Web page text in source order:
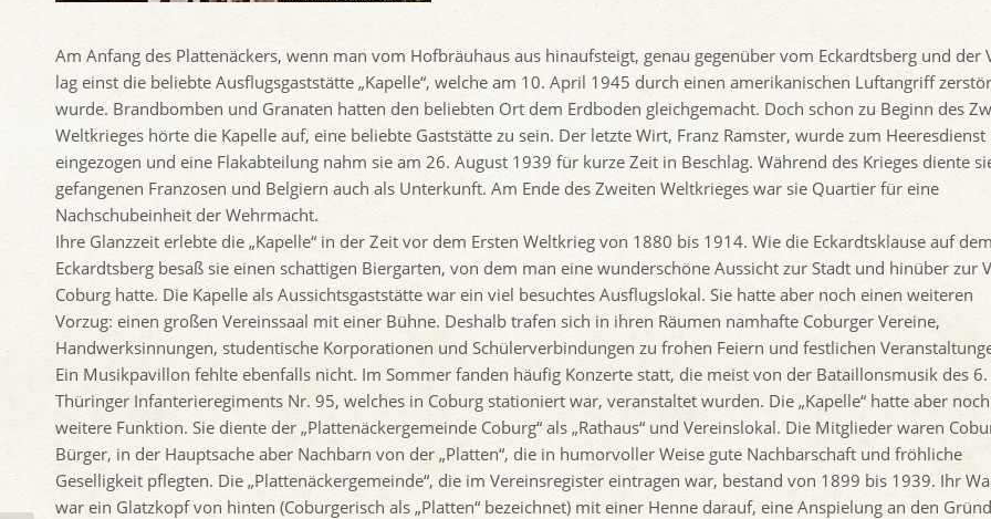
Am Anfang des Plattenäckers, wenn man vom Hofbräuhaus aus hinaufsteigt, genau gegenüber vom Eckardtsberg und der
lag einst die beliebte Ausflugsgaststätte „Kapelle“, welche am 10. April 1945 durch einen amerikanischen Luftangriff
wurde. Brandbomben und Granaten hatten den beliebten Ort dem Erdboden gleichgemacht. Doch schon zu Beginn des
Weltkrieges hörte die Kapelle auf, eine beliebte Gaststätte zu sein. Der letzte Wirt, Franz Ramster, wurde zum Heeresdienst
eingezogen und eine Flakabteilung nahm sie am 26. August 1939 für kurze Zeit in Beschlag. Während des Krieges diente
gefangenen Franzosen und Belgiern auch als Unterkunft. Am Ende des Zweiten Weltkrieges war sie Quartier für eine
Nachschubeinheit der Wehrmacht.
Ihre Glanzzeit erlebte die „Kapelle“ in der Zeit vor dem Ersten Weltkrieg von 1880 bis 1914. Wie die Eckardtsklause auf dem
Eckardtsberg besaß sie einen schattigen Biergarten, von dem man eine wunderschöne Aussicht zur Stadt und hinüber zur
Coburg hatte. Die Kapelle als Aussichtsgaststätte war ein viel besuchtes Ausflugslokal. Sie hatte aber noch einen weiteren
Vorzug: einen großen Vereinssaal mit einer Bühne. Deshalb trafen sich in ihren Räumen namhafte Coburger Vereine,
Handwerksinnungen, studentische Korporationen und Schülerverbindungen zu frohen Feiern und festlichen
Ein Musikpavillon fehlte ebenfalls nicht. Im Sommer fanden häufig Konzerte statt, die meist von der Bataillonsmusik des 6.
Thüringer Infanterieregiments Nr. 95, welches in Coburg stationiert war, veranstaltet wurden. Die „Kapelle“ hatte aber
weitere Funktion. Sie diente der „Plattenäckergemeinde Coburg“ als „Rathaus“ und Vereinslokal. Die Mitglieder waren
Bürger, in der Hauptsache aber Nachbarn von der „Platten“, die in humorvoller Weise gute Nachbarschaft und fröhliche
Geselligkeit pflegten. Die „Plattenäckergemeinde“, die im Vereinsregister eintragen war, bestand von 1899 bis 1939. Ihr
war ein Glatzkopf von hinten (Coburgerisch als „Platten“ bezeichnet) mit einer Henne darauf, eine Anspielung an den